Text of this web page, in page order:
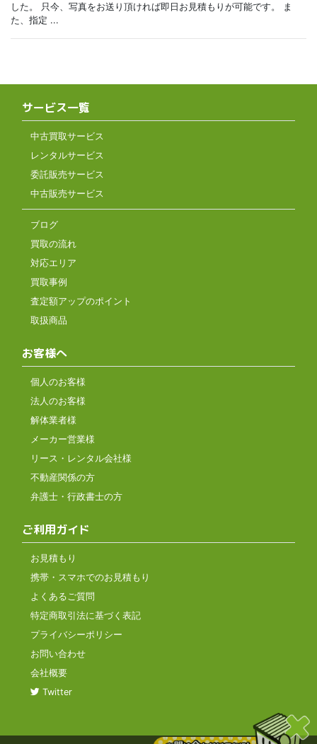
した。 只今、写真をお送り頂ければ即日お見積もりが可能です。 ま
た、指定 ...
サービス一覧
中古買取サービス
レンタルサービス
委託販売サービス
中古販売サービス
ブログ
買取の流れ
対応エリア
買取事例
査定額アップのポイント
取扱商品
お客様へ
個人のお客様
法人のお客様
解体業者様
メーカー営業様
リース・レンタル会社様
不動産関係の方
弁護士・行政書士の方
ご利用ガイド
お見積もり
携帯・スマホでのお見積もり
よくあるご質問
特定商取引法に基づく表記
プライバシーポリシー
お問い合わせ
会社概要
Twitter